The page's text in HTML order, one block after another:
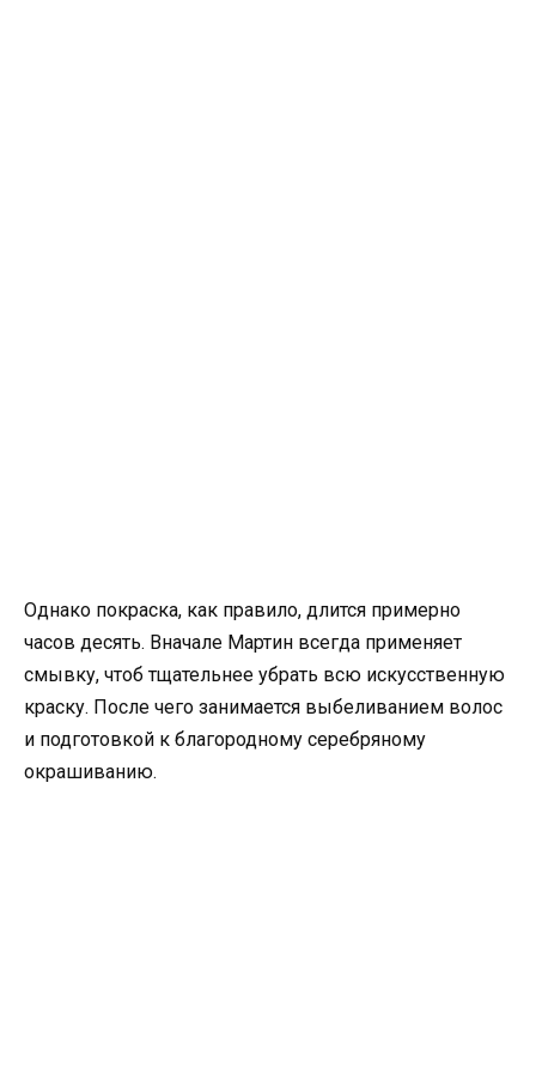
Однако покраска, как правило, длится примерно
часов десять. Вначале Мартин всегда применяет
смывку, чтоб тщательнее убрать всю искусственную
краску. После чего занимается выбеливанием волос
и подготовкой к благородному серебряному
окрашиванию.